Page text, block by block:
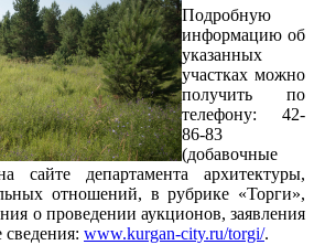
Подробную
информацию об
указанных
участках можно
получить по
телефону: 42-
86-83
(добавочные
департамента архитектуры,
отношений, в рубрике «Торги»,
о проведении аукционов, заявления
www.kurgan-city.ru/torgi/.